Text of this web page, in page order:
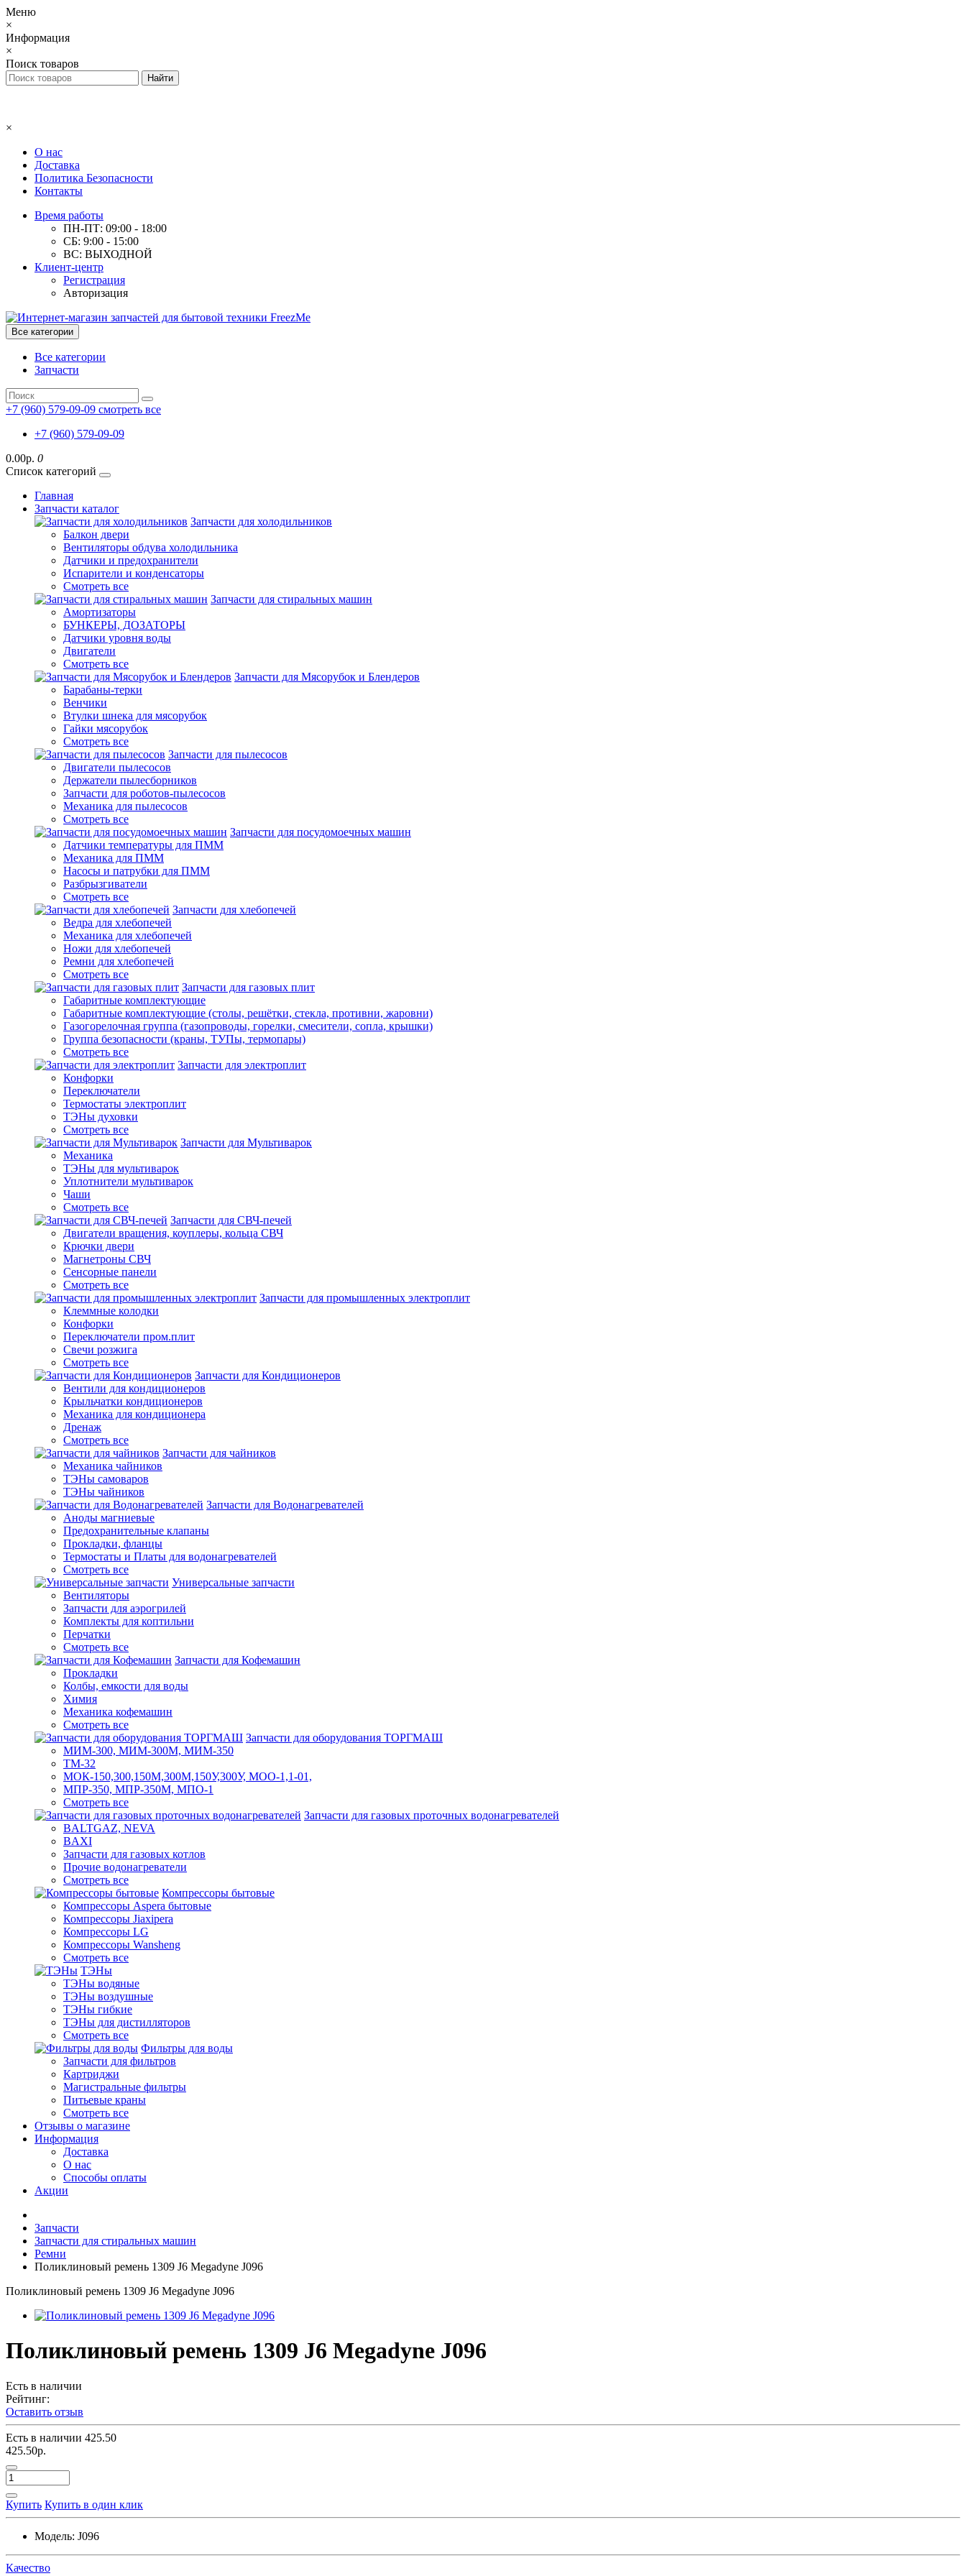
Меню
×
Информация
×
Поиск товаров
×
О нас
Доставка
Политика Безопасности
Контакты
Время работы
ПН-ПТ: 09:00 - 18:00
СБ: 9:00 - 15:00
ВС: ВЫХОДНОЙ
Клиент-центр
Регистрация
Авторизация
Все категории
Все категории
Запчасти
+7 (960) 579-09-09 смотреть все
+7 (960) 579-09-09
0.00р. 0
Список категорий
Главная
Запчасти каталог
Запчасти для холодильников
Балкон двери
Вентиляторы обдува холодильника
Датчики и предохранители
Испарители и конденсаторы
Смотреть все
Запчасти для стиральных машин
Амортизаторы
БУНКЕРЫ, ДОЗАТОРЫ
Датчики уровня воды
Двигатели
Смотреть все
Запчасти для Мясорубок и Блендеров
Барабаны-терки
Венчики
Втулки шнека для мясорубок
Гайки мясорубок
Смотреть все
Запчасти для пылесосов
Двигатели пылесосов
Держатели пылесборников
Запчасти для роботов-пылесосов
Механика для пылесосов
Смотреть все
Запчасти для посудомоечных машин
Датчики температуры для ПММ
Механика для ПММ
Насосы и патрубки для ПММ
Разбрызгиватели
Смотреть все
Запчасти для хлебопечей
Ведра для хлебопечей
Механика для хлебопечей
Ножи для хлебопечей
Ремни для хлебопечей
Смотреть все
Запчасти для газовых плит
Габаритные комплектующие
Габаритные комплектующие (столы, решётки, стекла, противни, жаровни)
Газогорелочная группа (газопроводы, горелки, смесители, сопла, крышки)
Группа безопасности (краны, ТУПы, термопары)
Смотреть все
Запчасти для электроплит
Конфорки
Переключатели
Термостаты электроплит
ТЭНы духовки
Смотреть все
Запчасти для Мультиварок
Механика
ТЭНы для мультиварок
Уплотнители мультиварок
Чаши
Смотреть все
Запчасти для СВЧ-печей
Двигатели вращения, коуплеры, кольца СВЧ
Крючки двери
Магнетроны СВЧ
Сенсорные панели
Смотреть все
Запчасти для промышленных электроплит
Клеммные колодки
Конфорки
Переключатели пром.плит
Свечи розжига
Смотреть все
Запчасти для Кондиционеров
Вентили для кондиционеров
Крыльчатки кондиционеров
Механика для кондиционера
Дренаж
Смотреть все
Запчасти для чайников
Механика чайников
ТЭНы самоваров
ТЭНы чайников
Запчасти для Водонагревателей
Аноды магниевые
Предохранительные клапаны
Прокладки, фланцы
Термостаты и Платы для водонагревателей
Смотреть все
Универсальные запчасти
Вентиляторы
Запчасти для аэрогрилей
Комплекты для коптильни
Перчатки
Смотреть все
Запчасти для Кофемашин
Прокладки
Колбы, емкости для воды
Химия
Механика кофемашин
Смотреть все
Запчасти для оборудования ТОРГМАШ
МИМ-300, МИМ-300М, МИМ-350
ТМ-32
МОК-150,300,150М,300М,150У,300У, МОО-1,1-01,
МПР-350, МПР-350М, МПО-1
Смотреть все
Запчасти для газовых проточных водонагревателей
BALTGAZ, NEVA
BAXI
Запчасти для газовых котлов
Прочие водонагреватели
Смотреть все
Компрессоры бытовые
Компрессоры Aspera бытовые
Компрессоры Jiaxipera
Компрессоры LG
Компрессоры Wansheng
Смотреть все
ТЭНы
ТЭНы водяные
ТЭНы воздушные
ТЭНы гибкие
ТЭНы для дистилляторов
Смотреть все
Фильтры для воды
Запчасти для фильтров
Картриджи
Магистральные фильтры
Питьевые краны
Смотреть все
Отзывы о магазине
Информация
Доставка
О нас
Способы оплаты
Акции
Запчасти
Запчасти для стиральных машин
Ремни
Поликлиновый ремень 1309 J6 Megadyne J096
Поликлиновый ремень 1309 J6 Megadyne J096
Поликлиновый ремень 1309 J6 Megadyne J096
Есть в наличии
Рейтинг:
Оставить отзыв
Есть в наличии 425.50
425.50р.
Купить Купить в один клик
Модель: J096
Качество